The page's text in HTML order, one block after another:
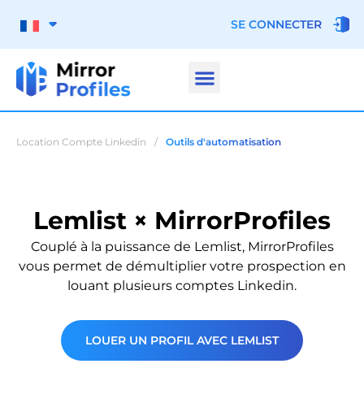
SE CONNECTER
Location Compte Linkedin / Outils d'automatisation
Lemlist × MirrorProfiles
Couplé à la puissance de Lemlist, MirrorProfiles
vous permet de démultiplier votre prospection en
louant plusieurs comptes Linkedin.
LOUER UN PROFIL AVEC LEMLIST